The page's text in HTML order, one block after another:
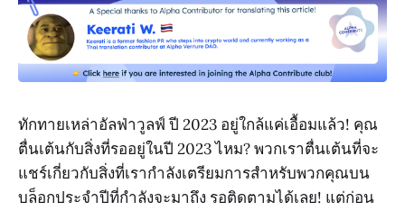
ทักทายเหล่าอัลฟ่าวูลฟ์ ปี 2023 อยู่ใกล้แค่เอื้อมแล้ว! คุณ
ตื่นเต้นกับสิ่งที่รออยู่ในปี 2023 ไหม? พวกเราตื่นเต้นที่จะ
แชร์เกี่ยวกับสิ่งที่เรากำลังเตรียมการสำหรับพวกคุณบน
บล็อกประจำปีที่กำลังจะมาถึง รอติดตามได้เลย! แต่ก่อน